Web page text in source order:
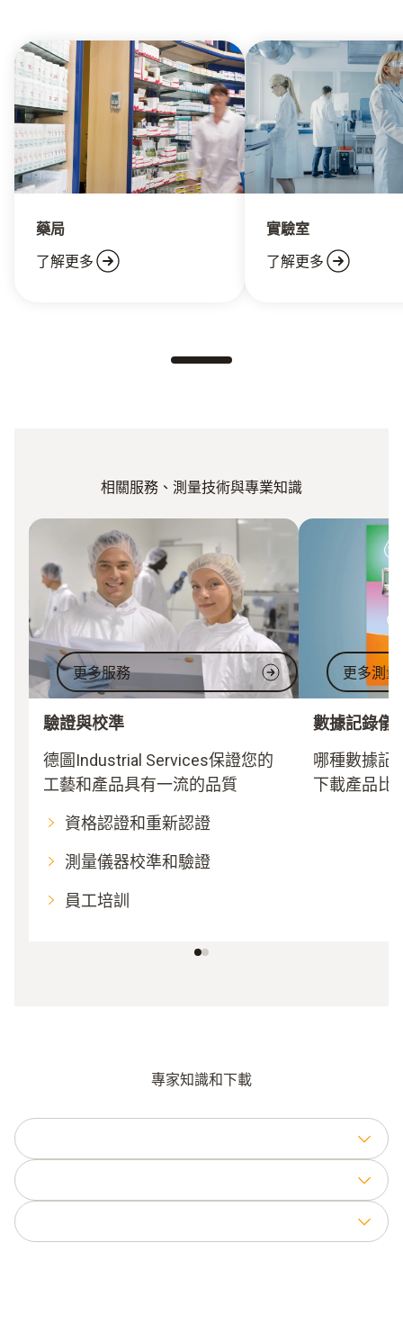
藥局
了解更多
實驗室
了解更多
相關服務、測量技術與專業知識
更多服務
驗證與校準
德圖Industrial Services保證您的
工藝和產品具有一流的品質
資格認證和重新認證
測量儀器校準和驗證
員工培訓
更多測
數據記錄儀
哪種數據記
下載產品比
專家知識和下載